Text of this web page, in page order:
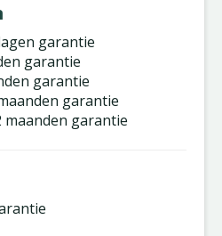
garantie
garantie
garantie
garantie
maanden garantie